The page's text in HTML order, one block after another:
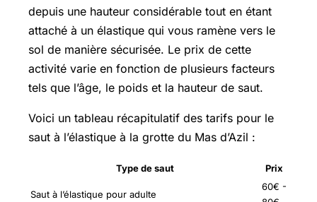
depuis une hauteur considérable tout en étant
attaché à un élastique qui vous ramène vers le
sol de manière sécurisée. Le prix de cette
activité varie en fonction de plusieurs facteurs
tels que l’âge, le poids et la hauteur de saut.
Voici un tableau récapitulatif des tarifs pour le
saut à l’élastique à la grotte du Mas d’Azil :
Type de saut Prix
Saut à l’élastique pour adulte
60€ -